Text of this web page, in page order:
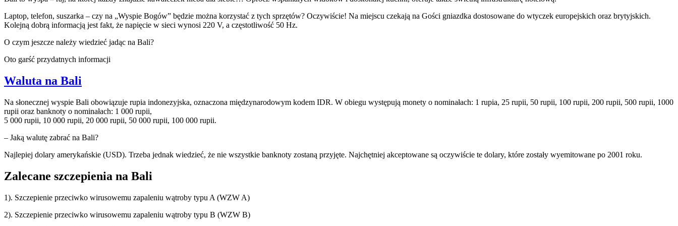
Laptop, telefon, suszarka – czy na „Wyspie Bogów” będzie można korzystać z tych sprzętów? Oczywiście! Na miejscu czekają na Gości gniazdka dostosowane do wtyczek europejskich oraz brytyjskich.
Kolejną dobrą informacją jest fakt, że napięcie w sieci wynosi 220 V, a częstotliwość 50 Hz.
O czym jeszcze należy wiedzieć jadąc na Bali?
Oto garść przydatnych informacji
Waluta na Bali
Na słonecznej wyspie Bali obowiązuje rupia indonezyjska, oznaczona międzynarodowym kodem IDR. W obiegu występują monety o nominałach: 1 rupia, 25 rupii, 50 rupii, 100 rupii, 200 rupii, 500 rupii, 1000
rupii oraz banknoty o nominałach: 1 000 rupii,
5 000 rupii, 10 000 rupii, 20 000 rupii, 50 000 rupii, 100 000 rupii.
– Jaką walutę zabrać na Bali?
Najlepiej dolary amerykańskie (USD). Trzeba jednak wiedzieć, że nie wszystkie banknoty zostaną przyjęte. Najchętniej akceptowane są oczywiście te dolary, które zostały wyemitowane po 2001 roku.
Zalecane szczepienia na Bali
1). Szczepienie przeciwko wirusowemu zapaleniu wątroby typu A (WZW A)
2). Szczepienie przeciwko wirusowemu zapaleniu wątroby typu B (WZW B)